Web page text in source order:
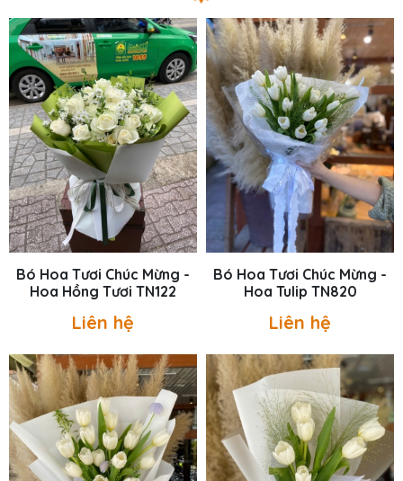
Bó Hoa Tươi Chúc Mừng -
Hoa Hồng Tươi TN122
Liên hệ
Bó Hoa Tươi Chúc Mừng -
Hoa Tulip TN820
Liên hệ